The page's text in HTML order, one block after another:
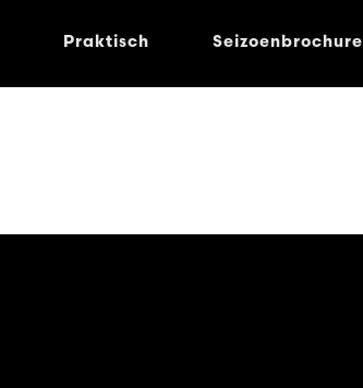
Praktisch Seizoenbrochure